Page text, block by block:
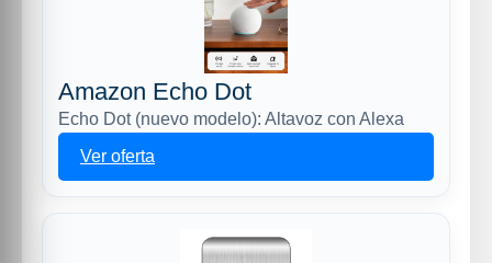
Amazon Echo Dot
Echo Dot (nuevo modelo): Altavoz con Alexa
Ver oferta